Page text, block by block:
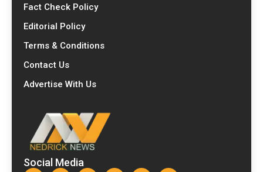
Fact Check Policy
Editorial Policy
Terms & Conditions
Contact Us
Advertise With Us
Social Media